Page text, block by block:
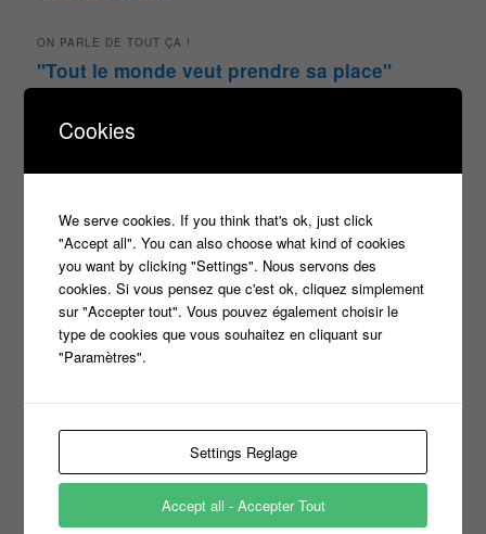
ON PARLE DE TOUT ÇA !
"Tout le monde veut prendre sa place"
casting
indiscrétions info info jeux tv Infos Inscription
jeu tvJeuxJeux TV Julien Courbet Jérémy Michalak
Koh Lantalaurence boccolini le maillon faible m6
Maestro Masters money drop
n'oubliez pas les paroles
nagui
Olivier Minne pékin express révélation tf1 TLMVPSP
Cookies
We serve cookies. If you think that's ok, just click
"Accept all". You can also choose what kind of cookies
you want by clicking "Settings". Nous servons des
cookies. Si vous pensez que c'est ok, cliquez simplement
sur "Accepter tout". Vous pouvez également choisir le
type de cookies que vous souhaitez en cliquant sur
"Paramètres".
Settings Reglage
Accept all - Accepter Tout